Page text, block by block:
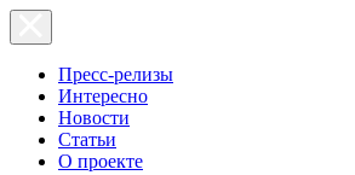
Пресс-релизы
Интересно
Новости
Статьи
О проекте